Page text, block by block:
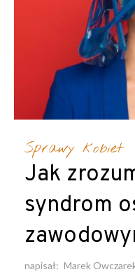
Sprawy kobiet
Jak
syndrom
napisał: Marek